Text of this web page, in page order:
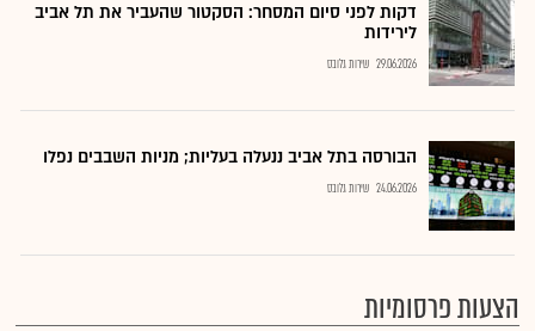
דקות לפני סיום המסחר: הסקטור שהעביר את תל אביב
לירידות
29.06.2026 שירות גלובס
הבורסה בתל אביב ננעלה בעליות; מניות השבבים נפלו
24.06.2026 שירות גלובס
הצעות פרסומיות